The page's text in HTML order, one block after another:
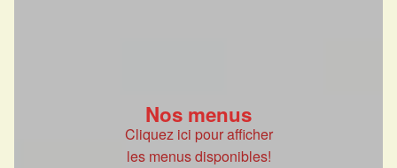
Nos menus
Cliquez ici pour afficher
les menus disponibles!